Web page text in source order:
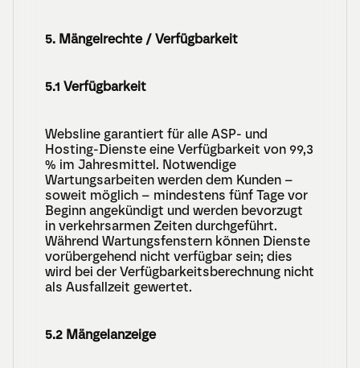
5. Mängelrechte / Verfügbarkeit
5.1 Verfügbarkeit
Websline garantiert für alle ASP- und
Hosting-Dienste eine Verfügbarkeit von 99,3
% im Jahresmittel. Notwendige
Wartungsarbeiten werden dem Kunden –
soweit möglich – mindestens fünf Tage vor
Beginn angekündigt und werden bevorzugt
in verkehrsarmen Zeiten durchgeführt.
Während Wartungsfenstern können Dienste
vorübergehend nicht verfügbar sein; dies
wird bei der Verfügbarkeitsberechnung nicht
als Ausfallzeit gewertet.
5.2 Mängelanzeige